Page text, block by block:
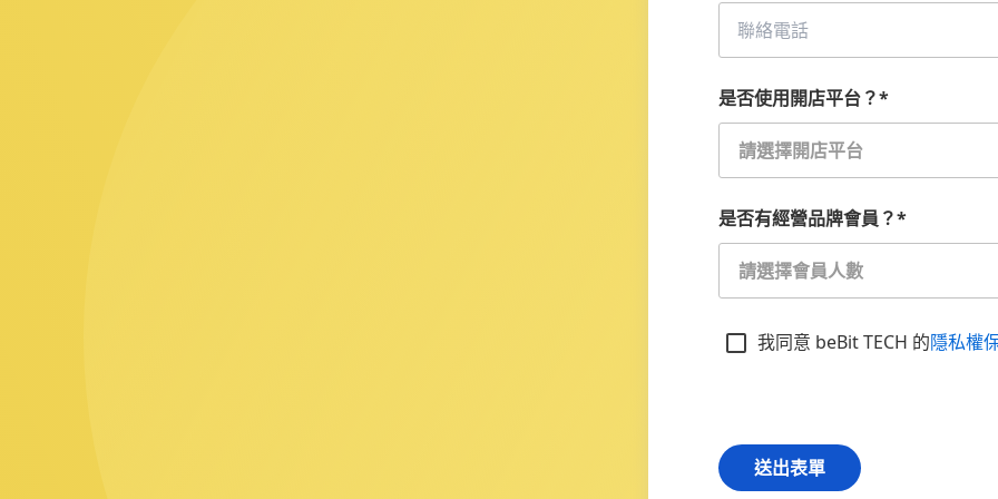
是否使用開店平台？*
請選擇開店平台
是否有經營品牌會員？*
請選擇會員人數
我同意 beBit TECH 的隱私權